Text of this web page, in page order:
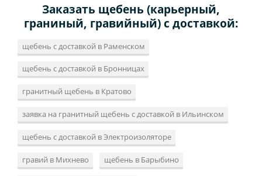
Заказать щебень (карьерный,
граниный, гравийный) с доставкой:
щебень с доставкой в Раменском
щебень с доставкой в Бронницах
гранитный щебень в Кратово
заявка на гранитный щебень с доставкой в Ильинском
щебень с доставкой в Электроизоляторе
гравий в Михнево щебень в Барыбино